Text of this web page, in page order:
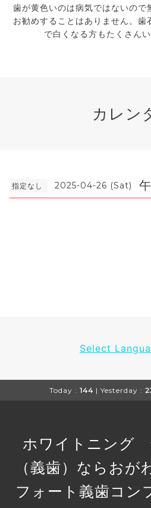
歯が黄色いのは病気ではないので
お勧めすることはありません。歯
で白くなる方もたくさん
カレン
指定なし 2025-04-26 (Sat)
Select
Today : 144 | Yesterday :
ホワイトニング
（義歯）ならおが
フォート義歯コン